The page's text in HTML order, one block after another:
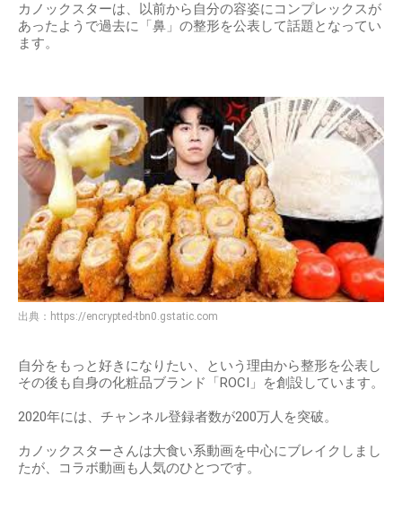
カノックスターは、以前から自分の容姿にコンプレックスが
あったようで過去に「鼻」の整形を公表して話題となってい
ます。
出典： https://encrypted-tbn0.gstatic.com
自分をもっと好きになりたい、という理由から整形を公表し
その後も自身の化粧品ブランド「ROCI」を創設しています。
2020年には、チャンネル登録者数が200万人を突破。
カノックスターさんは大食い系動画を中心にブレイクしまし
たが、コラボ動画も人気のひとつです。